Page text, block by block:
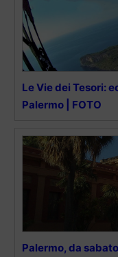
Le Vie dei Tesori:
Palermo | FOTO
Palermo, da